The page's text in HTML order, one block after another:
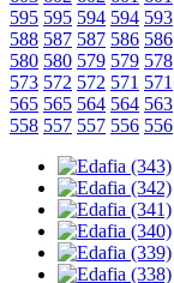
595 595 594 594 593
588 587 587 586 586
580 580 579 579 578
573 572 572 571 571
565 565 564 564 563
558 557 557 556 556